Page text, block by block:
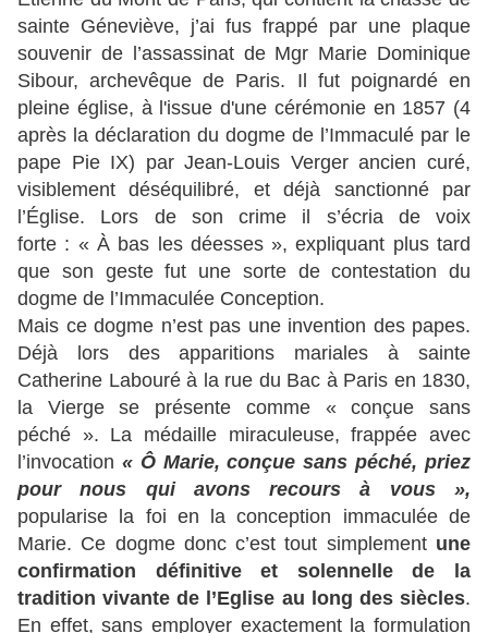
sainte Géneviève, j’ai fus frappé par une plaque
souvenir de l’assassinat de Mgr Marie Dominique
Sibour, archevêque de Paris. Il fut poignardé en
pleine église, à l'issue d'une cérémonie en 1857 (4
après la déclaration du dogme de l’Immaculé par le
pape Pie IX) par Jean-Louis Verger ancien curé,
visiblement déséquilibré, et déjà sanctionné par
l’Église. Lors de son crime il s’écria de voix
forte : « À bas les déesses », expliquant plus tard
que son geste fut une sorte de contestation du
dogme de l’Immaculée Conception.
Mais ce dogme n’est pas une invention des papes.
Déjà lors des apparitions mariales à sainte
Catherine Labouré à la rue du Bac à Paris en 1830,
la Vierge se présente comme « conçue sans
péché ». La médaille miraculeuse, frappée avec
l’invocation « Ô Marie, conçue sans péché, priez
pour nous qui avons recours à vous »,
popularise la foi en la conception immaculée de
Marie. Ce dogme donc c’est tout simplement une
confirmation définitive et solennelle de la
tradition vivante de l’Eglise au long des siècles.
En effet, sans employer exactement la formulation